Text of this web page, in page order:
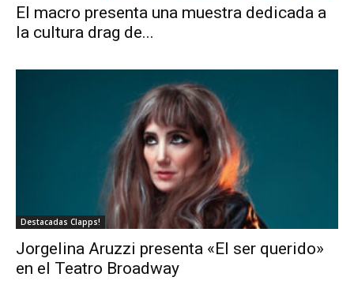
El macro presenta una muestra dedicada a
la cultura drag de...
Destacadas Clapps!
Jorgelina Aruzzi presenta «El ser querido»
en el Teatro Broadway